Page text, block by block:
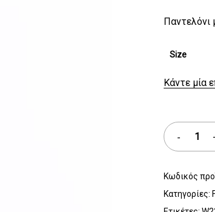
Παντελόνι
Size
Κάντε μία
Κωδικός
Κατηγορίες: